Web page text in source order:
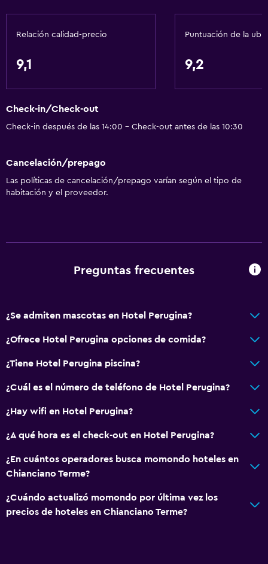
Wifi
Aire acondicionado
Estacionamiento y transporte
Traslado aeropuerto
Baño
General
Espacio de almacenamiento
Relación calidad-precio
9,1
Puntuación de la
9,2
Check-in/Check-out
Check-in después de las 14:00 - Check-out antes de las 10:30
Cancelación/prepago
Las políticas de cancelación/prepago varían según el tipo de
habitación y el proveedor.
Preguntas frecuentes
¿Se admiten mascotas en Hotel Perugina?
¿Ofrece Hotel Perugina opciones de comida?
¿Tiene Hotel Perugina piscina?
¿Cuál es el número de teléfono de Hotel Perugina?
¿Hay wifi en Hotel Perugina?
¿A qué hora es el check-out en Hotel Perugina?
¿En cuántos operadores busca momondo hoteles en
Chianciano Terme?
¿Cuándo actualizó momondo por última vez los
precios de hoteles en Chianciano Terme?